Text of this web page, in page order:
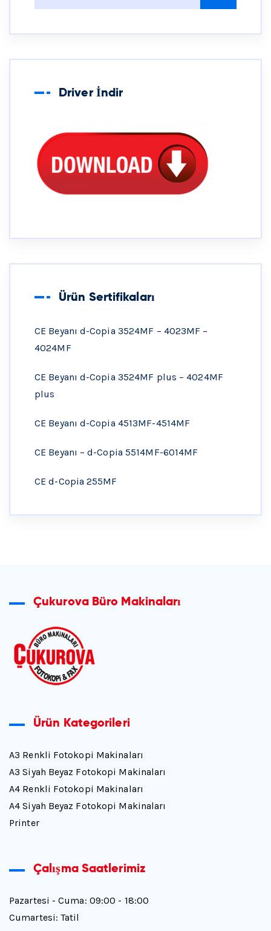
Driver İndir
Ürün Sertifikaları
CE Beyanı d-Copia 3524MF – 4023MF –
4024MF
CE Beyanı d-Copia 3524MF plus – 4024MF
plus
CE Beyanı d-Copia 4513MF-4514MF
CE Beyanı – d-Copia 5514MF-6014MF
CE d-Copia 255MF
Çukurova Büro Makinaları
Ürün Kategorileri
A3 Renkli Fotokopi Makinaları
A3 Siyah Beyaz Fotokopi Makinaları
A4 Renkli Fotokopi Makinaları
A4 Siyah Beyaz Fotokopi Makinaları
Printer
Çalışma Saatlerimiz
Pazartesi - Cuma: 09:00 - 18:00
Cumartesi: Tatil